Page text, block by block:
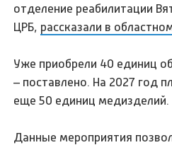
отделение реабилитации
ЦРБ, рассказали в
Уже приобрели 40 единиц
– поставлено. На 2027 год
еще 50 единиц медизделий.
Данные мероприятия